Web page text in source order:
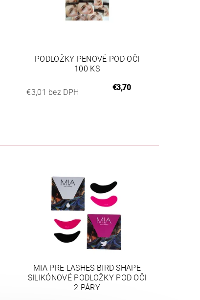
PODLOŽKY PENOVÉ POD OČI
100 KS
€3,01 bez DPH
€3,70
MIA PRE LASHES BIRD SHAPE
SILIKÓNOVÉ PODLOŽKY POD OČI
2 PÁRY